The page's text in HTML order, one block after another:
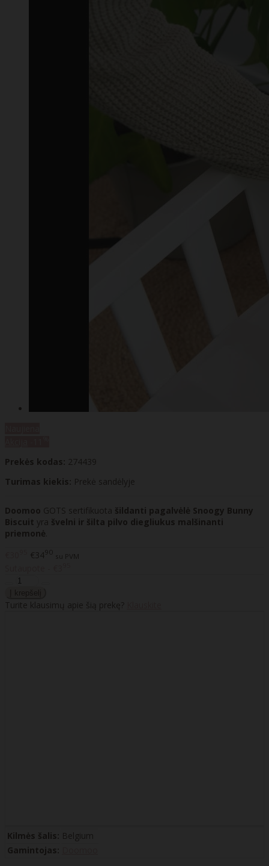
Prekės kodas: 274439
Turimas kiekis: Prekė sandėlyje
Doomoo GOTS sertifikuota šildanti pagalvėlė Snoogy Bunny
Biscuit yra švelni ir šilta pilvo diegliukus malšinanti
priemonė
€3490 su PVM
Turite klausimų apie šią prekę?
Kilmės šalis: Belgium
Gamintojas: